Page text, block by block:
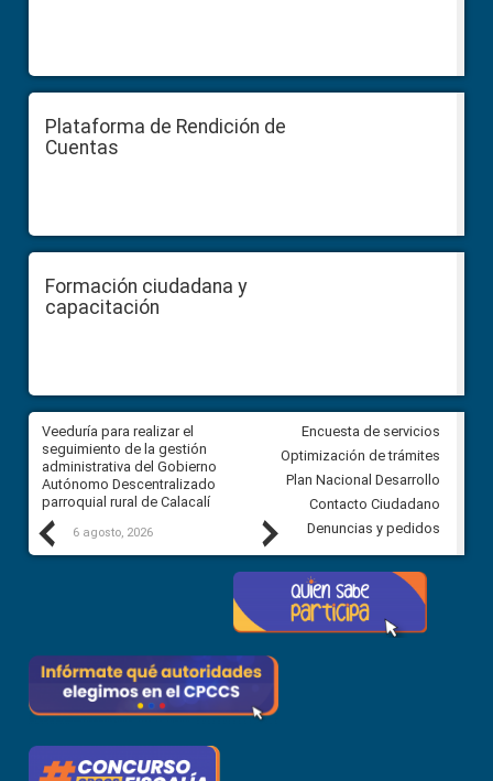
Plataforma de Rendición de
Cuentas
Formación ciudadana y
capacitación
Previous
Veeduría para realizar el
seguimiento de la gestión
administrativa del Gobierno
Autónomo Descentralizado
parroquial rural de Calacalí
6 agosto, 2026
Veeduría para vigilar los
derivados de la Audiencia
comunidad Urbina, parroquia
Carolina
5 agosto, 2026
Next
Encuesta de servicios
Optimización de trámites
Plan Nacional Desarrollo
Contacto Ciudadano
Denuncias y pedidos